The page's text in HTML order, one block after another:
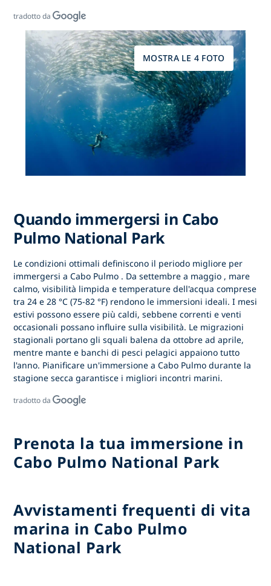
tradotto da
MOSTRA LE 4 FOTO
Quando immergersi in Cabo
Pulmo National Park
Le condizioni ottimali definiscono il periodo migliore per
immergersi a Cabo Pulmo . Dasettembre a maggio , mare
calmo, visibilità limpida e temperature dell'acqua comprese
tra 24 e 28 °C (75-82 °F) rendono le immersioni ideali. I mesi
estivi possono essere più caldi, sebbene correnti e venti
occasionali possano influire sulla visibilità. Le migrazioni
stagionali portano gli squali balena da ottobre ad aprile,
mentre mante e banchi di pesci pelagici appaiono tutto
l'anno. Pianificare un'immersione a Cabo Pulmo durante la
stagione secca garantisce i migliori incontri marini.
tradotto da
Prenota la tua immersione in
Cabo Pulmo National Park
Avvistamenti frequenti di vita
marina in Cabo Pulmo
National Park